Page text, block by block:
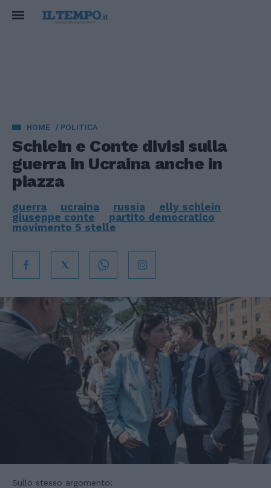
HOME POLITICA
Schlein e Conte divisi sulla
guerra in Ucraina anche in
piazza
guerra ucraina russia
elly schlein
giuseppe conte
partito democratico
movimento 5 stelle
Sullo stesso argomento: